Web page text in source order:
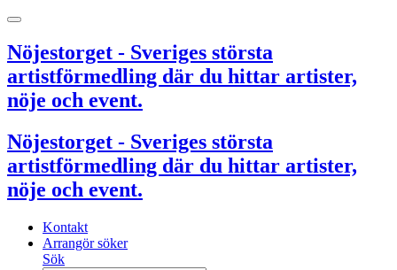
Nöjestorget - Sveriges största
artistförmedling där du hittar artister,
nöje och event.
Nöjestorget - Sveriges största
artistförmedling där du hittar artister,
nöje och event.
Kontakt
Arrangör söker
Sök